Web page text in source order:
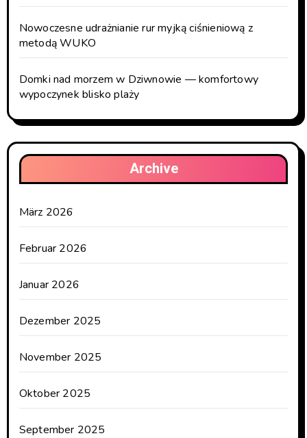
Nowoczesne udrażnianie rur myjką ciśnieniową z
metodą WUKO
Domki nad morzem w Dziwnowie — komfortowy
wypoczynek blisko plaży
Archive
März 2026
Februar 2026
Januar 2026
Dezember 2025
November 2025
Oktober 2025
September 2025